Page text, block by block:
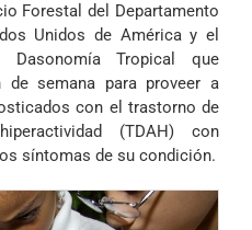
Forestal del Departamento
Unidos de América y el
Dasonomía Tropical que
de semana para proveer a
con el trastorno de
(TDAH) con
síntomas de su condición.